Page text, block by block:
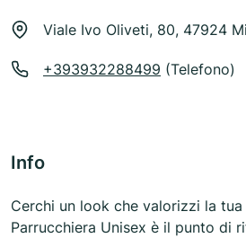
Viale Ivo Oliveti, 80, 47924
+393932288499 (Telefono)
Info
Cerchi un look che valorizzi la
Parrucchiera Unisex è il punto di